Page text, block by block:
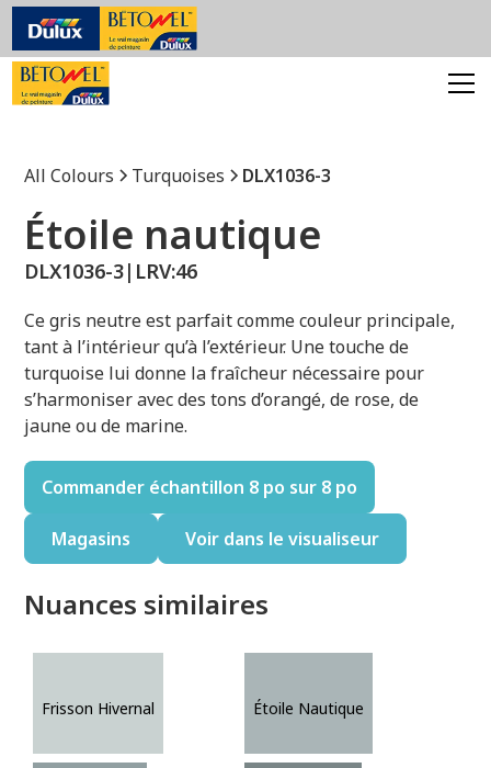
All Colours Turquoises DLX1036-3
Étoile nautique
DLX1036-3| LRV:46
Ce gris neutre est parfait comme couleur principale,
tant à l’intérieur qu’à l’extérieur. Une touche de
turquoise lui donne la fraîcheur nécessaire pour
s’harmoniser avec des tons d’orangé, de rose, de
jaune ou de marine.
Commander échantillon 8 po sur 8 po
Magasins Voir dans le visualiseur
Nuances similaires
Frisson Hivernal Étoile Nautique